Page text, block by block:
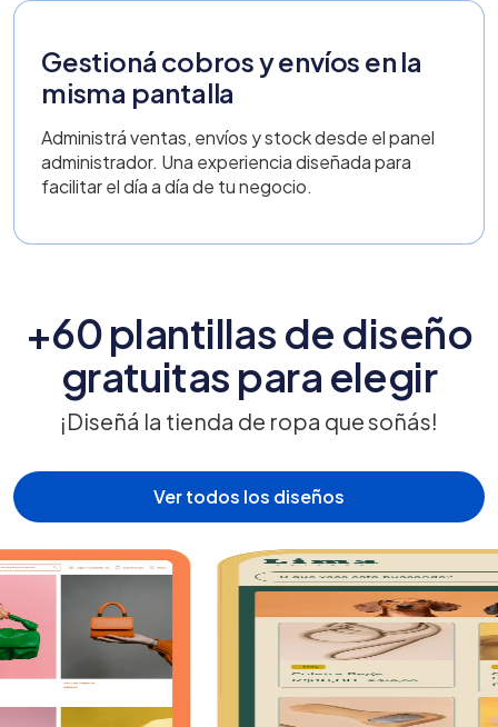
Gestioná cobros y envíos en la
misma pantalla
Administrá ventas, envíos y stock desde el panel
administrador. Una experiencia diseñada para
facilitar el día a día de tu negocio.
+60 plantillas de diseño
gratuitas para elegir
¡Diseñá la tienda de ropa que soñás!
Ver todos los diseños